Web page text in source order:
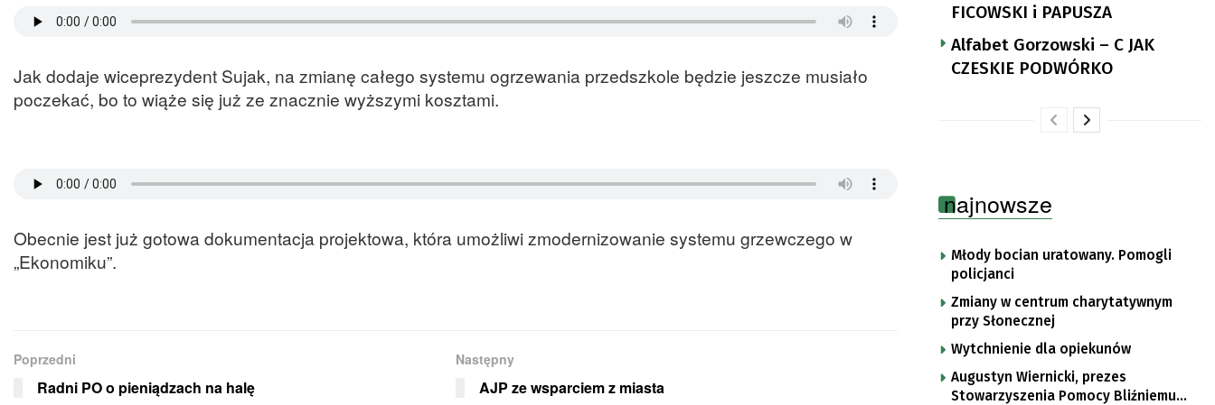
Jak dodaje wiceprezydent Sujak, na zmianę całego systemu ogrzewania przedszkole będzie jeszcze musiało
poczekać, bo to wiąże się już ze znacznie wyższymi kosztami.
Obecnie jest już gotowa dokumentacja projektowa, która umożliwi zmodernizowanie systemu grzewczego w
„Ekonomiku”.
Poprzedni
Radni PO o pieniądzach na halę
Następny
AJP ze wsparciem z miasta
FICOWSKI i PAPUSZA
Alfabet Gorzowski – C JAK
CZESKIE PODWÓRKO
najnowsze
Młody bocian uratowany. Pomogli
policjanci
Zmiany w centrum charytatywnym
przy Słonecznej
Wytchnienie dla opiekunów
Augustyn Wiernicki, prezes
Stowarzyszenia Pomocy Bliźniemu